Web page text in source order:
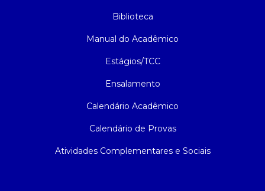
Biblioteca
Manual do Acadêmico
Estágios/TCC
Ensalamento
Calendário Acadêmico
Calendário de Provas
Atividades Complementares e Sociais